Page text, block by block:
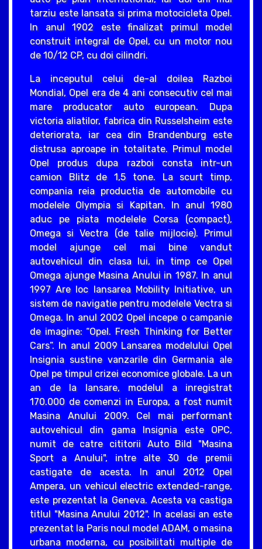
tarziu este lansata si prima motocicleta Opel.
In anul 1902 este finalizat primul model
construit integral de Opel, cu un motor nou
de 10/12 CP, cu doi cilindri.
La inceputul celui de-al doilea Razboi
Mondial, Opel era de 4 ani consecutiv cel mai
mare producator auto european. Dupa
victoria aliatilor, fabrica din Russelsheim este
deteriorata, iar cea din Brandenburg este
distrusa aproape in totalitate. Primul model
Opel produs dupa razboi consta intr-un
camion Blitz de 1,5 tone. La scurt timp,
compania reia productia de automobile cu
modelele Olympia si Kapitan. In anul 1980
aduc pe piata modelele Corsa (compact),
Omega si Vectra (de talie mijlocie). Primul
model ajunge cel mai bine vandut
autovehicul din clasa lui, in timp ce Opel
Omega ajunge Masina Anului in 1987. In anul
1997 Are loc lansarea Mobility Initiative, un
sistem de navigatie pentru modelele Vectra si
Omega. In anul 2002 Opel incepe o campanie
de imagine: “Opel. Fresh Thinking for Better
Cars”. In anul 2009 Lansarea modelului Opel
Insignia sustine vanzarile din Germania ale
Opel pe timpul crizei economice globale. La un
an de la lansare, modelul a inregistrat
170.000 de comenzi in Europa, a fost numit
Masina Anului 2009. Cel mai performant
autovehicul din gama Insignia este OPC,
numit de catre cititorii Auto Bild "Masina
Sport a Anului", intre alte 30 de premii
castigate de acesta. In anul 2012 Opel
Ampera, un vehicul electric extended-range,
este prezentat la Geneva. Acesta va castiga
titlul "Masina Anului 2012". In acelasi an este
prezentat la Paris noul model ADAM, o masina
urbana moderna, cu posibilitati multiple de